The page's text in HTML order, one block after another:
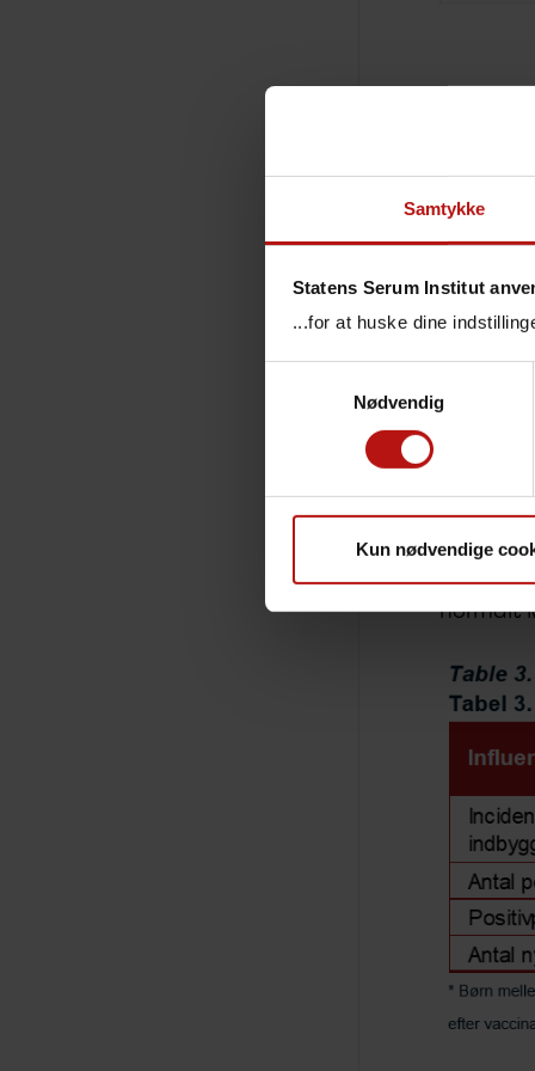
Samtykke
Statens Serum Institut
...for at huske dine
Nødvendig
Kun nødvendige
De 70-
Antallet
en lav
Der ses
særligt i
I uge
"I takt
lavt
normalt